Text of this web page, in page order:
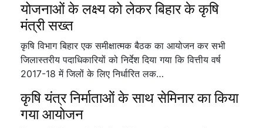
योजनाओं के लक्ष्य को लेकर बिहार के कृषि
मंत्री सख्त
कृषि विभाग बिहार एक समीक्षात्मक बैठक का आयोजन कर सभी
जिलास्तरीय पदाधिकारियों को निर्देश दिया गया कि वित्तीय वर्ष
2017-18 में जिलों के लिए निर्धारित लक…
कृषि यंत्र निर्माताओं के साथ सेमिनार का किया
गया आयोजन